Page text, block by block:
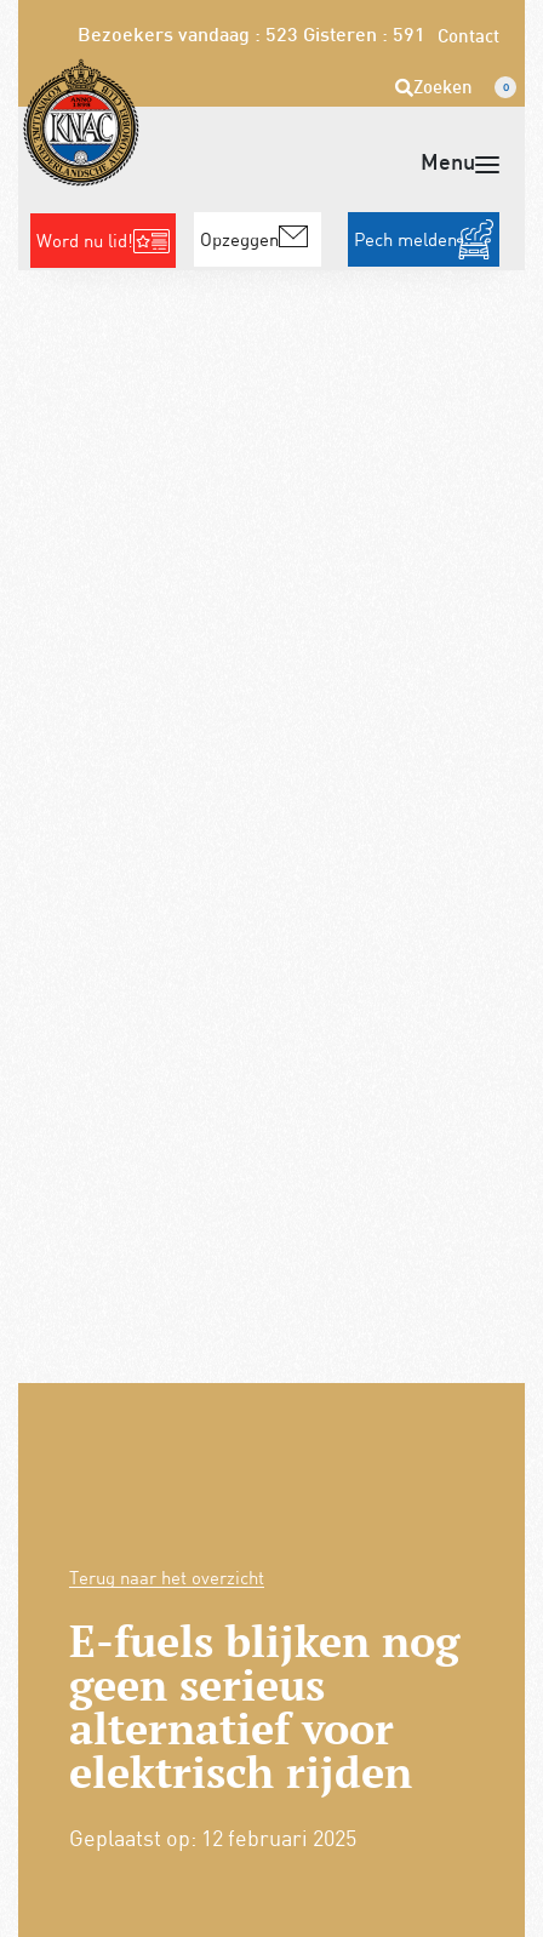
Bezoekers vandaag : 523 Gisteren : 591 Contact
Zoeken 0
Word nu lid! Opzeggen Pech melden
Terug naar het overzicht
E-fuels blijken nog
geen serieus
alternatief voor
elektrisch rijden
Geplaatst op: 12 februari 2025